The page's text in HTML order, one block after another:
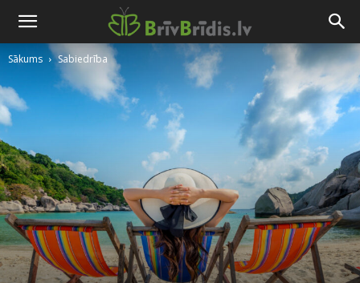
Sākums Sabiedrība